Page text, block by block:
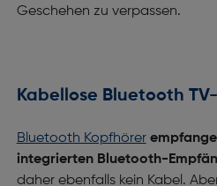
Geschehen zu verpassen.
Kabellose Bluetooth
Bluetooth Kopfhörer
integrierten Bluetooth-
daher ebenfalls kein Kabel.